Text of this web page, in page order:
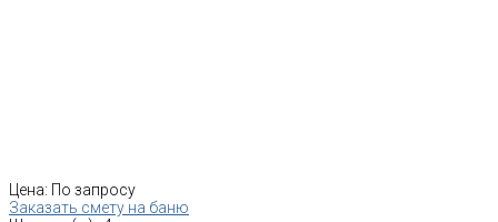
Цена: По запросу
Заказать смету на баню